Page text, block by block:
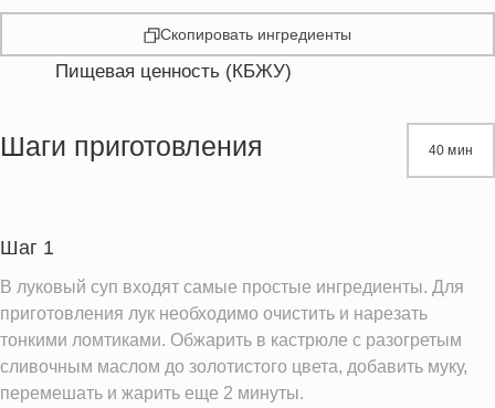
Скопировать ингредиенты
Пищевая ценность (КБЖУ)
Жиры
Информация для одной порции
Шаги приготовления 40 мин
Шаг 1
В луковый суп входят самые простые ингредиенты. Для
приготовления лук необходимо очистить и нарезать
тонкими ломтиками. Обжарить в кастрюле с разогретым
сливочным маслом до золотистого цвета, добавить муку,
перемешать и жарить еще 2 минуты.